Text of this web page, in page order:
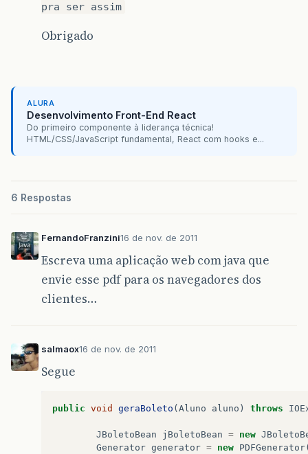
pra ser assim
Obrigado
ALURA
Desenvolvimento Front-End React
Do primeiro componente à liderança técnica!
HTML/CSS/JavaScript fundamental, React com hooks e...
6 Respostas
FernandoFranzini16 de nov. de 2011
Escreva uma aplicação web com java que
envie esse pdf para os navegadores dos
clientes…
salmaox16 de nov. de 2011
Segue
public void geraBoleto ( Aluno aluno ) throws
JBoletoBean jBoletoBean = new
Generator generator = new PDFGenerator